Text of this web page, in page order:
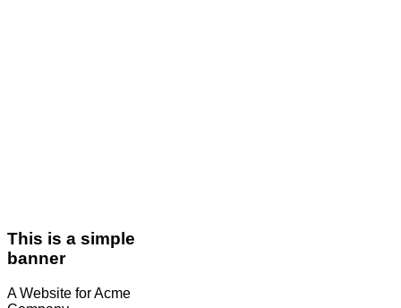
This is a simple
banner
A Website for Acme